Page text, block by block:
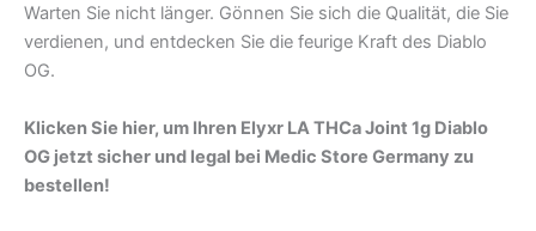
Warten Sie nicht länger. Gönnen Sie sich die Qualität, die Sie
verdienen, und entdecken Sie die feurige Kraft des Diablo
OG.
Klicken Sie hier, um Ihren Elyxr LA THCa Joint 1g Diablo
OG jetzt sicher und legal bei Medic Store Germany zu
bestellen!